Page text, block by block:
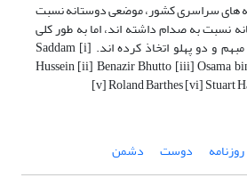
های سراسری کشور، موضعی دوستانه نسبت
نسبت به صدام داشته اند، اما به طور کلی
درباره بن لادن موضعی مبهم و دو پهلو اتخاذ کرده اند. [i] Saddam
Hussein [ii] Benazir Bhutto [iii] Osama
[v] Roland Barthes [vi] Stuart
روزنامه دوست دشمن